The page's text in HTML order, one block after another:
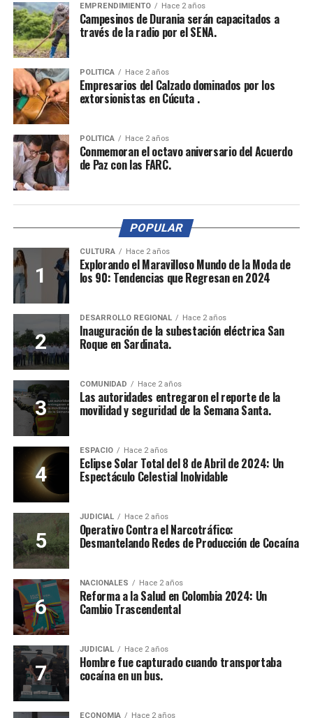
EMPRENDIMIENTO Hace 2 años
Campesinos de Durania serán capacitados a
través de la radio por el SENA.
POLITICA Hace 2 años
Empresarios del Calzado dominados por los
extorsionistas en Cúcuta .
POLITICA Hace 2 años
Conmemoran el octavo aniversario del Acuerdo
de Paz con las FARC.
POPULAR
CULTURA Hace 2 años
Explorando el Maravilloso Mundo de la Moda de
los 90: Tendencias que Regresan en 2024
DESARROLLO REGIONAL Hace 2 años
Inauguración de la subestación eléctrica San
Roque en Sardinata.
COMUNIDAD Hace 2 años
Las autoridades entregaron el reporte de la
movilidad y seguridad de la Semana Santa.
ESPACIO Hace 2 años
Eclipse Solar Total del 8 de Abril de 2024: Un
Espectáculo Celestial Inolvidable
JUDICIAL Hace 2 años
Operativo Contra el Narcotráfico:
Desmantelando Redes de Producción de Cocaína
NACIONALES Hace 2 años
Reforma a la Salud en Colombia 2024: Un
Cambio Trascendental
JUDICIAL Hace 2 años
Hombre fue capturado cuando transportaba
cocaína en un bus.
ECONOMIA Hace 2 años